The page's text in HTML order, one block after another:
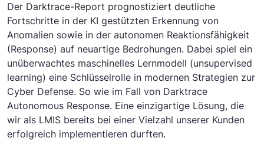
Der Darktrace-Report prognostiziert deutliche
Fortschritte in der KI gestützten Erkennung von
Anomalien sowie in der autonomen Reaktionsfähigkeit
(Response) auf neuartige Bedrohungen. Dabei spiel ein
unüberwachtes maschinelles Lernmodell (unsupervised
learning) eine Schlüsselrolle in modernen Strategien zur
Cyber Defense. So wie im Fall von Darktrace
Autonomous Response. Eine einzigartige Lösung, die
wir als LMIS bereits bei einer Vielzahl unserer Kunden
erfolgreich implementieren durften.